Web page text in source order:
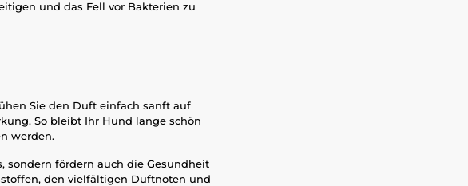
und das Fell vor Bakterien zu
Sie den Duft einfach sanft auf
So bleibt Ihr Hund lange schön
werden.
sondern fördern auch die Gesundheit
den vielfältigen Duftnoten und